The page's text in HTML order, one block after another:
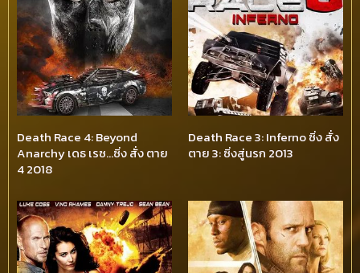
Death Race 4: Beyond
Anarchy เดธ เรซ…ซิ่ง สั่ง ตาย
4 2018
Death Race 3: Inferno ซิ่ง สั่ง
ตาย 3: ซิ่งสู่นรก 2013